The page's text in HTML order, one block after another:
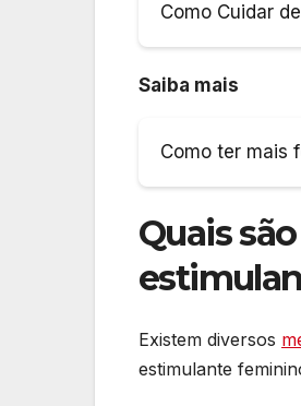
Como Cuidar
Saiba mais
Como ter mais
Quais
Existem diversos
estimulante